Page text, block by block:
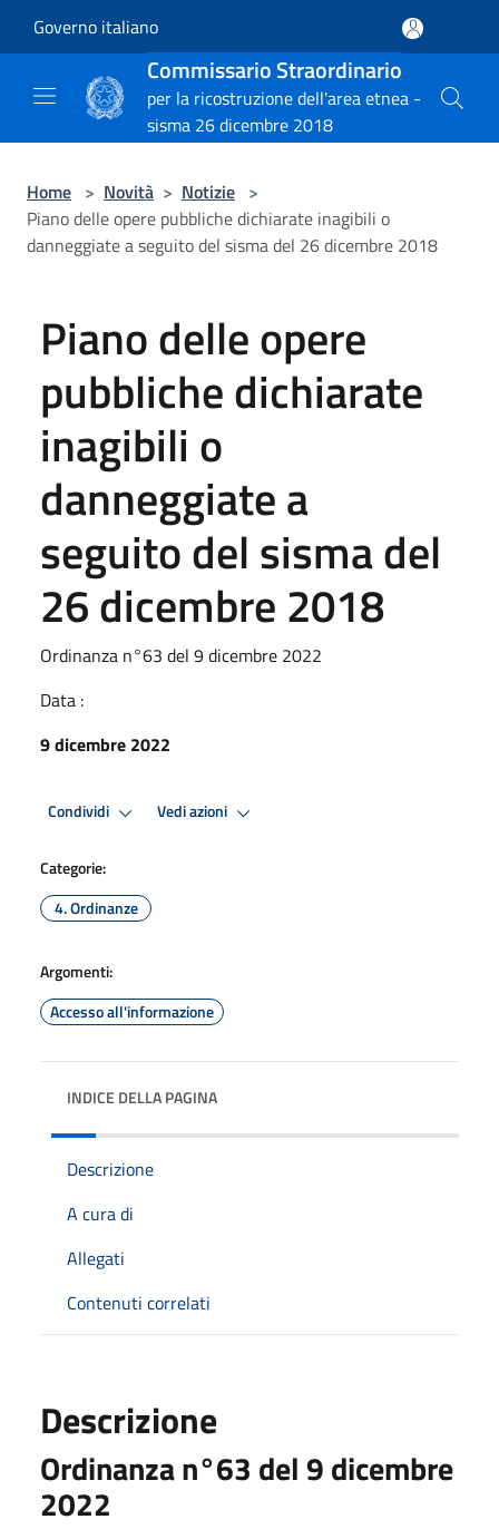
Governo italiano
Commissario Straordinario
per la ricostruzione dell'area etnea -
sisma 26 dicembre 2018
Home > Novità > Notizie >
Piano delle opere pubbliche dichiarate inagibili o
danneggiate a seguito del sisma del 26 dicembre 2018
Piano delle opere
pubbliche dichiarate
inagibili o
danneggiate a
seguito del sisma del
26 dicembre 2018
Ordinanza n°63 del 9 dicembre 2022
Data :
9 dicembre 2022
Condividi Vedi azioni
Categorie:
4. Ordinanze
Argomenti:
Accesso all'informazione
INDICE DELLA PAGINA
Descrizione
A cura di
Allegati
Contenuti correlati
Descrizione
Ordinanza n°63 del 9 dicembre
2022